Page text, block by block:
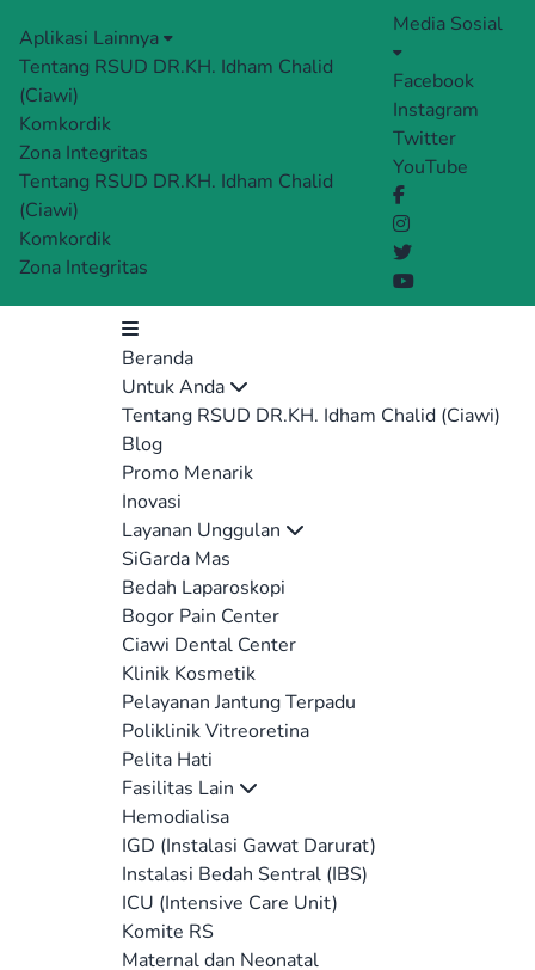
Aplikasi Lainnya
Tentang RSUD DR.KH. Idham Chalid
(Ciawi)
Komkordik
Zona Integritas
Tentang RSUD DR.KH. Idham Chalid
(Ciawi)
Komkordik
Zona Integritas
Media Sosial
Facebook
Instagram
Twitter
YouTube
Beranda
Untuk Anda
Tentang RSUD DR.KH. Idham Chalid (Ciawi)
Blog
Promo Menarik
Inovasi
Layanan Unggulan
SiGarda Mas
Bedah Laparoskopi
Bogor Pain Center
Ciawi Dental Center
Klinik Kosmetik
Pelayanan Jantung Terpadu
Poliklinik Vitreoretina
Pelita Hati
Fasilitas Lain
Hemodialisa
IGD (Instalasi Gawat Darurat)
Instalasi Bedah Sentral (IBS)
ICU (Intensive Care Unit)
Komite RS
Maternal dan Neonatal